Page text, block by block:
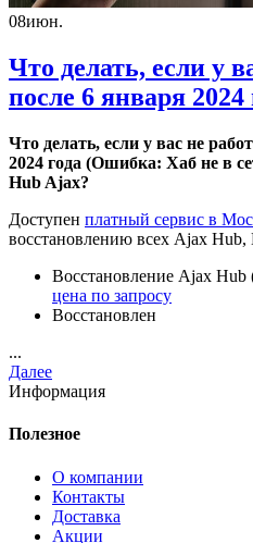
08июн.
Что делать, если у
после 6 января 2024
Что делать, если у вас не
2024 года (Ошибка: Хаб не в
Hub Ajax?
Доступен платный сервис в
восстановлению всех Ajax
Восстановление Ajax
цена по запросу
Восстановлен
...
Далее
Информация
Полезное
О компании
Контакты
Доставка
Акции